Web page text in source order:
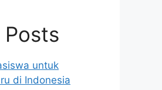
Posts
untuk
di Indonesia